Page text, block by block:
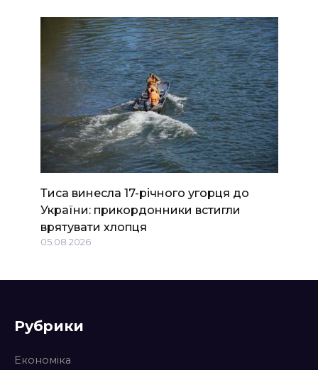
Тиса винесла 17-річного угорця до
України: прикордонники встигли
врятувати хлопця
05.08.2026
Рубрики
Економіка